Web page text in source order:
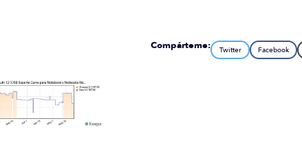
Compárteme: Twitter Facebook